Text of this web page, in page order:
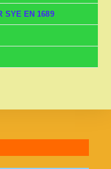
SYE EN 1689